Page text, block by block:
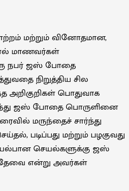
மற்றும் வினோதமான,
மாணவர்கள்
நபர் ஜஸ் போதை
நிறுத்திய சில
அறிகுறிகள் பொதுவாக
ஜஸ் போதை பொருளினை
மருந்தைச் சார்ந்து
படிப்பது மற்றும் பழகுவது
செயல்களுக்கு ஜஸ்
என்று அவர்கள்